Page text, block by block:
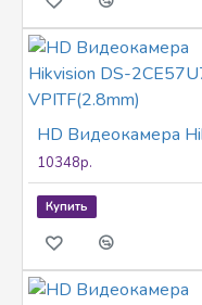
10348р.
Купить